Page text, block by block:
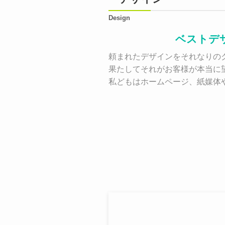
Design
ベストデ
頼まれたデザインをそれなり
果たしてそれがお客様が本当に
私どもはホームページ、紙媒体